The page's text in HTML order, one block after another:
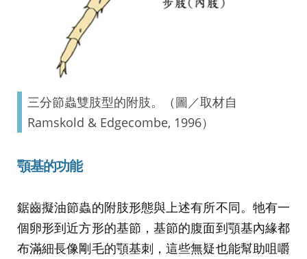
三分節蟲雙肢型的附肢。（圖／取材自
Ramskold & Edgecombe, 1996）
顎基的功能
鋸齒擬油節蟲的附肢形態與上述有所不同。牠有一
個卵形到近方形的基節，基節的腹面到顎基內緣都
布滿細長像剛毛的顎基刺，這些無疑也能幫助咀嚼